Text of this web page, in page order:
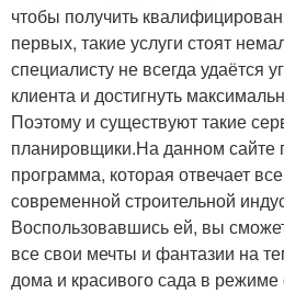
чтобы получить
первых, такие услуги стоят
специалисту не всегда удаётся
клиента и достигнуть
Поэтому и существуют такие
планировщики.На данном сайте
программа, которая отвечает
современной строительной
Воспользовавшись ей, вы
все свои мечты и фантазии на
дома и красивого сада в режиме